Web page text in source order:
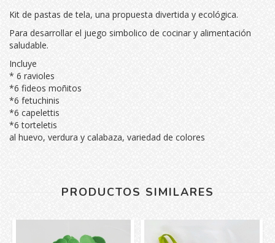
Kit de pastas de tela, una propuesta divertida y ecológica.
Para desarrollar el juego simbolico de cocinar y alimentación
saludable.
Incluye
* 6 ravioles
*6 fideos moñitos
*6 fetuchinis
*6 capelettis
*6 torteletis
al huevo, verdura y calabaza, variedad de colores
PRODUCTOS SIMILARES